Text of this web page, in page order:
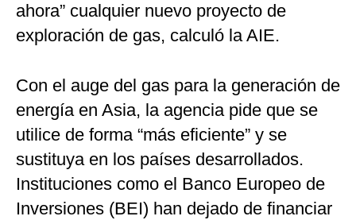
ahora” cualquier nuevo proyecto de
exploración de gas, calculó la AIE.
Con el auge del gas para la generación de
energía en Asia, la agencia pide que se
utilice de forma “más eficiente” y se
sustituya en los países desarrollados.
Instituciones como el Banco Europeo de
Inversiones (BEI) han dejado de financiar